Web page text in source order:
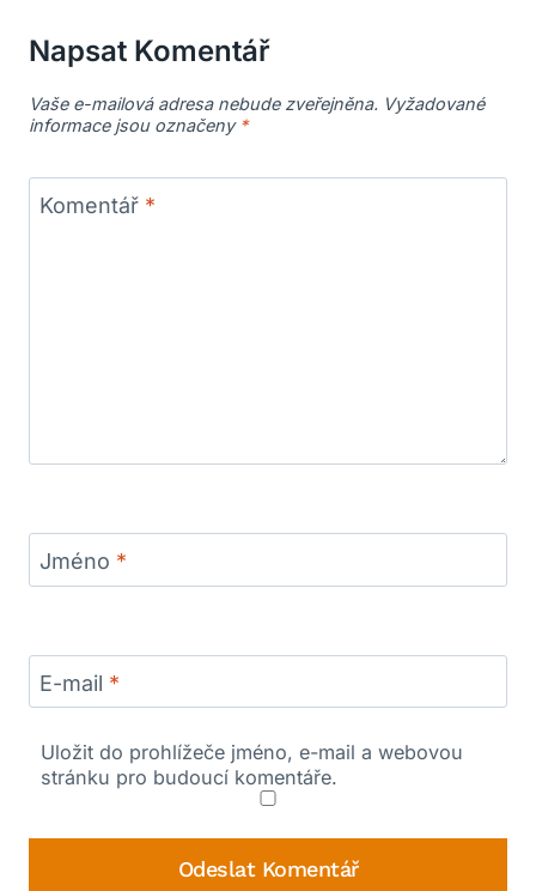
Napsat Komentář
Vaše e-mailová adresa nebude zveřejněna. Vyžadované
informace jsou označeny *
Komentář *
Jméno *
E-mail *
Uložit do prohlížeče jméno, e-mail a webovou
stránku pro budoucí komentáře.